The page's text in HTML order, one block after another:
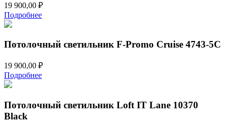
19 900,00 ₽
Подробнее
Потолочный светильник F-Promo Cruise 4743-5C
19 900,00 ₽
Подробнее
Потолочный светильник Loft IT Lane 10370
Black